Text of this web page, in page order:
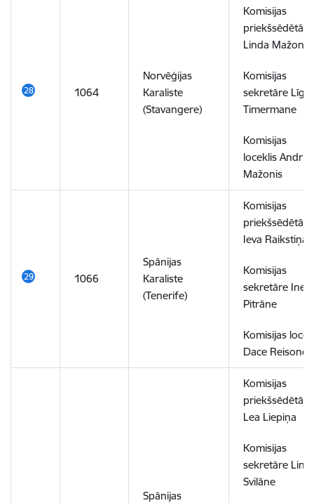
1064
Norvēģijas
Karaliste
(Stavangere)
Komisijas
priekšsēdētāja
Linda Mažone
Komisijas
sekretāre Līga
Timermane
Komisijas
loceklis Andris
Mažonis
1066
Spānijas
Karaliste
(Tenerife)
Komisijas
priekšsēdētāja
Ieva Raikstiņa
Komisijas
sekretāre
Pitrāne
Komisijas
Dace Reisone
Spānijas
Komisijas
priekšsēdētāja
Lea Liepiņa
Komisijas
sekretāre
Svilāne